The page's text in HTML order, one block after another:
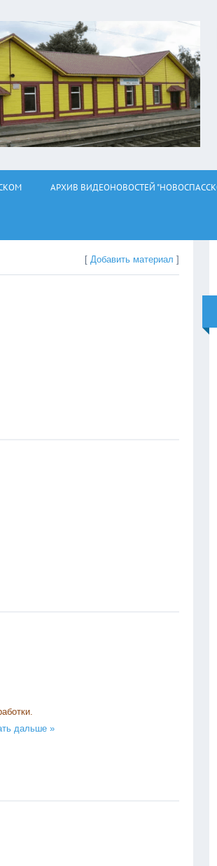
АРХИВ ВИДЕОНОВОСТЕЙ
[Добавить материал ]
дальше »